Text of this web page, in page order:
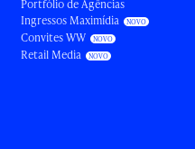
Portfólio de Agências
Ingressos Maximídia
Convites WW
Retail Media